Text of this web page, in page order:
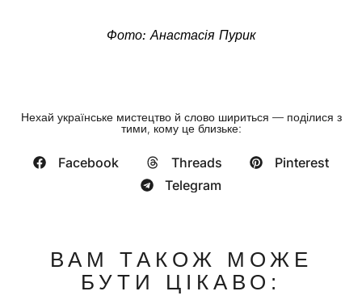
Фото: Анастасія Пурик
Нехай українське мистецтво й слово шириться — поділися з
тими, кому це близьке:
Facebook Threads
Pinterest
Telegram
ВАМ ТАКОЖ МОЖЕ
БУТИ ЦІКАВО: